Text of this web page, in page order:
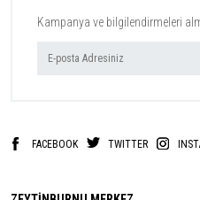
Kampanya ve bilgilendirmeleri
FACEBOOK TWITTER